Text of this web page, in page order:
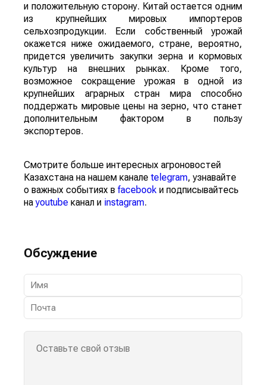
и положительную сторону. Китай остается одним
из крупнейших мировых импортеров
сельхозпродукции. Если собственный урожай
окажется ниже ожидаемого, стране, вероятно,
придется увеличить закупки зерна и кормовых
культур на внешних рынках. Кроме того,
возможное сокращение урожая в одной из
крупнейших аграрных стран мира способно
поддержать мировые цены на зерно, что станет
дополнительным фактором в пользу
экспортеров.
Смотрите больше интересных агроновостей
Казахстана на нашем канале telegram, узнавайте
о важных событиях в facebook и подписывайтесь
наyoutube канал и instagram.
Обсуждение